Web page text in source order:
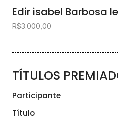
Edir isabel Barbosa
R$3.000,00
TÍTULOS
Participante
Título